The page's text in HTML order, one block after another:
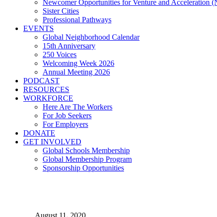
Newcomer Opportunities for Venture and Acceleration
Sister Cities
Professional Pathways
EVENTS
Global Neighborhood Calendar
15th Anniversary
250 Voices
Welcoming Week 2026
Annual Meeting 2026
PODCAST
RESOURCES
WORKFORCE
Here Are The Workers
For Job Seekers
For Employers
DONATE
GET INVOLVED
Global Schools Membership
Global Membership Program
Sponsorship Opportunities
August 11, 2020